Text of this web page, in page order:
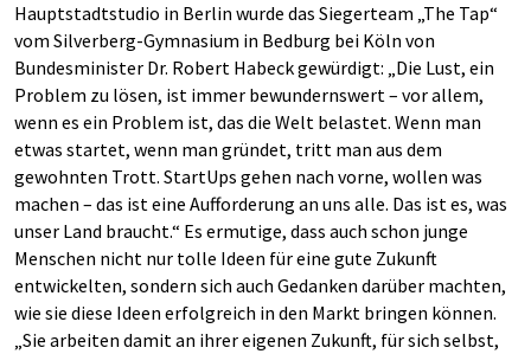
Hauptstadtstudio in Berlin wurde das Siegerteam „The Tap“
vom Silverberg-Gymnasium in Bedburg bei Köln von
Bundesminister Dr. Robert Habeck gewürdigt: „Die Lust, ein
Problem zu lösen, ist immer bewundernswert – vor allem,
wenn es ein Problem ist, das die Welt belastet. Wenn man
etwas startet, wenn man gründet, tritt man aus dem
gewohnten Trott. StartUps gehen nach vorne, wollen was
machen – das ist eine Aufforderung an uns alle. Das ist es, was
unser Land braucht.“ Es ermutige, dass auch schon junge
Menschen nicht nur tolle Ideen für eine gute Zukunft
entwickelten, sondern sich auch Gedanken darüber machten,
wie sie diese Ideen erfolgreich in den Markt bringen können.
„Sie arbeiten damit an ihrer eigenen Zukunft, für sich selbst,